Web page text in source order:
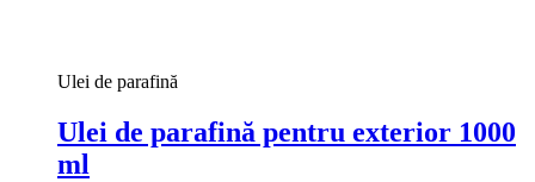
Ulei de parafină
Ulei de parafină pentru exterior 1000
ml